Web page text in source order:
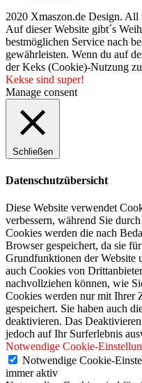
2020 Xmaszon.de Design. All
Auf dieser Website gibt´s
bestmöglichen Service nach
gewährleisten. Wenn du auf
der Keks (Cookie)-Nutzung
Kekse sind super!
Manage consent
Schließen
Datenschutzübersicht
Diese Website verwendet
verbessern, während Sie
Cookies werden die nach
Browser gespeichert, da sie
Grundfunktionen der Website
auch Cookies von
nachvollziehen können, wie
Cookies werden nur mit Ihrer
gespeichert. Sie haben auch
deaktivieren. Das
jedoch auf Ihr Surferlebnis
Notwendige Cookie-
Notwendige Cookie-
immer aktiv